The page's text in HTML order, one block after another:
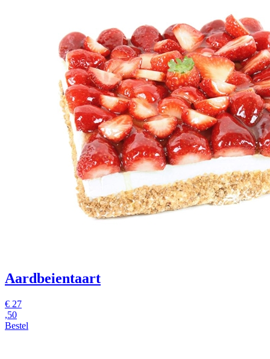
Aardbeientaart
€ 27
,50
Bestel